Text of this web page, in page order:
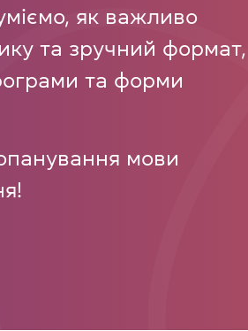
як важливо
та зручний формат,
та форми
мови